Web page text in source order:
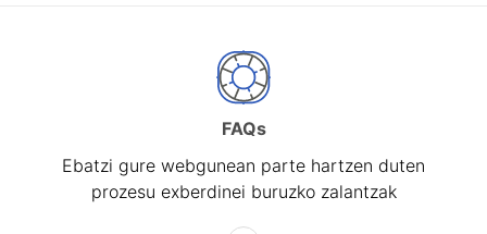
FAQs
Ebatzi gure webgunean parte hartzen duten
prozesu exberdinei buruzko zalantzak